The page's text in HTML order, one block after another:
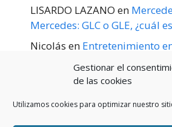
Gestionar el
de las cookies
Utilizamos cookies para optimizar nuestro
LISARDO LAZANO en
Mercedes: GLC o GLE, ¿cuál
Nicolás en Entretenimiento
principios de 2020